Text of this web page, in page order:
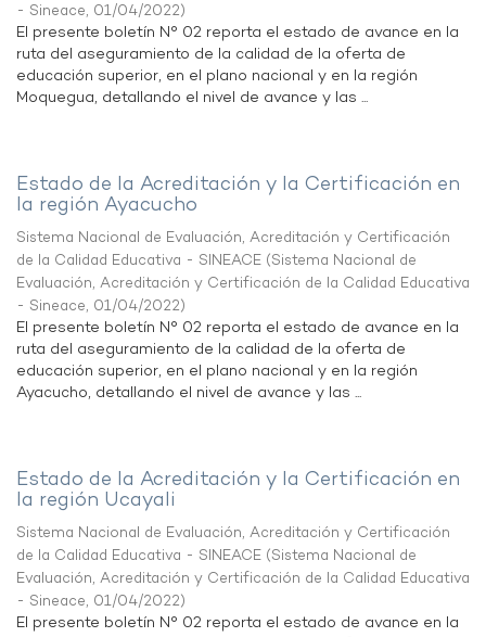
- Sineace, 01/04/2022)
El presente boletín N° 02 reporta el estado de avance en la
ruta del aseguramiento de la calidad de la oferta de
educación superior, en el plano nacional y en la región
Moquegua, detallando el nivel de avance y las ...
Estado de la Acreditación y la Certificación en
la región Ayacucho
Sistema Nacional de Evaluación, Acreditación y Certificación
de la Calidad Educativa - SINEACE (Sistema Nacional de
Evaluación, Acreditación y Certificación de la Calidad Educativa
- Sineace, 01/04/2022)
El presente boletín N° 02 reporta el estado de avance en la
ruta del aseguramiento de la calidad de la oferta de
educación superior, en el plano nacional y en la región
Ayacucho, detallando el nivel de avance y las ...
Estado de la Acreditación y la Certificación en
la región Ucayali
Sistema Nacional de Evaluación, Acreditación y Certificación
de la Calidad Educativa - SINEACE (Sistema Nacional de
Evaluación, Acreditación y Certificación de la Calidad Educativa
- Sineace, 01/04/2022)
El presente boletín N° 02 reporta el estado de avance en la